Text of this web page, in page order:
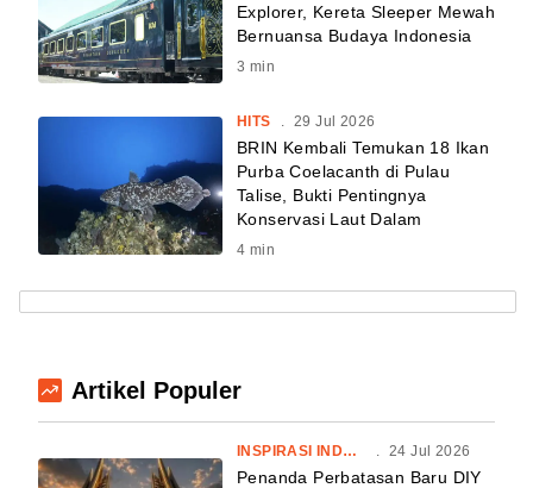
Explorer, Kereta Sleeper Mewah
Bernuansa Budaya Indonesia
3 min
HITS 29 Jul 2026
BRIN Kembali Temukan 18 Ikan
Purba Coelacanth di Pulau
Talise, Bukti Pentingnya
Konservasi Laut Dalam
4 min
Artikel Populer
INSPIRASI INDONESIA 24 Jul 2026
Penanda Perbatasan Baru DIY